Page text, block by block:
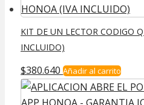
KIT DE UN LECTOR CODIGO
INCLUIDO)
$380.640 Añadir al carrito